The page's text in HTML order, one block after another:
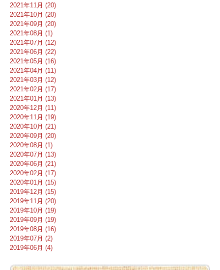
2021年11月 (20)
2021年10月 (20)
2021年09月 (20)
2021年08月 (1)
2021年07月 (12)
2021年06月 (22)
2021年05月 (16)
2021年04月 (11)
2021年03月 (12)
2021年02月 (17)
2021年01月 (13)
2020年12月 (11)
2020年11月 (19)
2020年10月 (21)
2020年09月 (20)
2020年08月 (1)
2020年07月 (13)
2020年06月 (21)
2020年02月 (17)
2020年01月 (15)
2019年12月 (15)
2019年11月 (20)
2019年10月 (19)
2019年09月 (19)
2019年08月 (16)
2019年07月 (2)
2019年06月 (4)